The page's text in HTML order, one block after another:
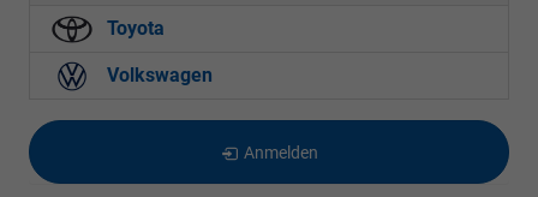
Toyota
Volkswagen
Anmelden